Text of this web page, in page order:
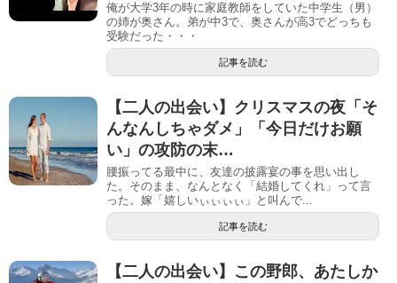
俺が大学3年の時に家庭教師をしていた中学生（男）
の姉が奥さん。弟が中3で、奥さんが高3でどっちも
受験だった・・・
記事を読む
【二人の出会い】クリスマスの夜「そ
んなんしちゃダメ」「今日だけお願
い」の攻防の末…
腰振ってる最中に、友達の披露宴の事を思い出し
た。そのまま、なんとなく「結婚してくれ」って言
った。嫁「嬉しいぃぃぃぃ」と叫んで...
記事を読む
【二人の出会い】この野郎、あたしか